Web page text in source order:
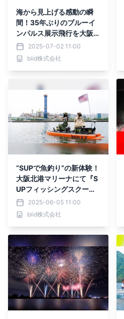
海から見上げる感動の瞬
間！35年ぶりのブルーイ
ンパルス展示飛行を大阪北
港マリーナで観覧しよう！
2025-07-02 11:00
biid株式会社
“SUPで魚釣り”の新体験！
大阪北港マリーナにて『S
UPフィッシングスクー
ル』初開催！
2025-06-05 11:00
biid株式会社